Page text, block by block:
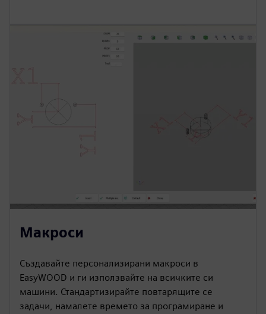
Макроси
Създавайте персонализирани макроси в
EasyWOOD и ги използвайте на всичките си
машини. Стандартизирайте повтарящите се
задачи, намалете времето за програмиране и